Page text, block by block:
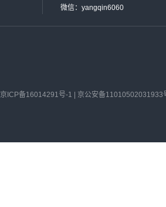
微信：yangqin6060
京ICP备16014291号-1 | 京公安备11010502031933